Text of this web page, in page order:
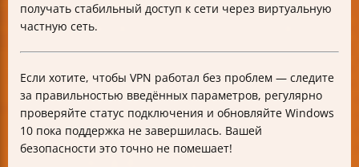
получать стабильный доступ к сети через виртуальную
частную сеть.
Если хотите, чтобы VPN работал без проблем — следите
за правильностью введённых параметров, регулярно
проверяйте статус подключения и обновляйте Windows
10 пока поддержка не завершилась. Вашей
безопасности это точно не помешает!